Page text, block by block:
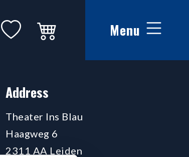
on website
My favoritesWinkelwagen Menu
Address
Theater Ins Blau
Haagweg 6
2311 AA Leiden